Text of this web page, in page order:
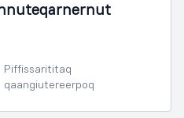
Piffissarititaq
qaangiutereerpoq